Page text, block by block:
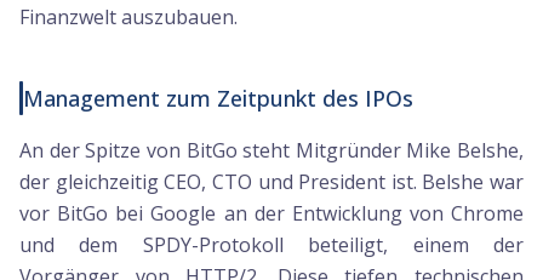
Finanzwelt auszubauen.
Management zum Zeitpunkt des IPOs
An der Spitze von BitGo steht Mitgründer Mike Belshe,
der gleichzeitig CEO, CTO und President ist. Belshe war
vor BitGo bei Google an der Entwicklung von Chrome
und dem SPDY-Protokoll beteiligt, einem der